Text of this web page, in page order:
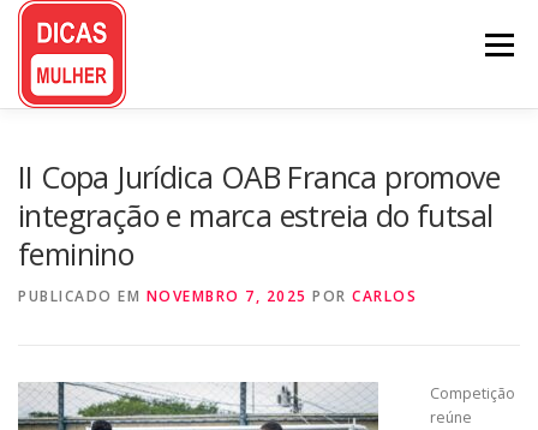
Pular
conteúdo
Menu
II Copa Jurídica OAB Franca promove
integração e marca estreia do futsal
feminino
PUBLICADO EM NOVEMBRO 7, 2025 POR CARLOS
Competição
reúne